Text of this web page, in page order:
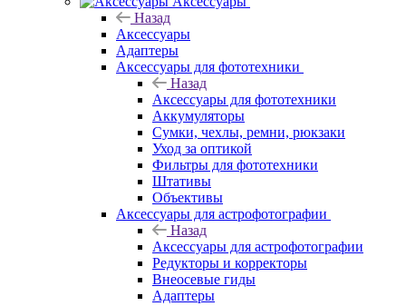
Назад
Аксессуары
Адаптеры
Аксессуары для фототехники
Назад
Аксессуары для фототехники
Аккумуляторы
Сумки, чехлы, ремни, рюкзаки
Уход за оптикой
Фильтры для фототехники
Штативы
Объективы
Аксессуары для астрофотографии
Назад
Аксессуары для астрофотографии
Редукторы и корректоры
Внеосевые гиды
Адаптеры